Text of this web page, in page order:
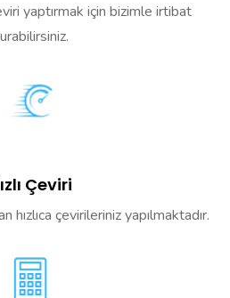
yaptırmak için bizimle irtibat
Çeviri
hızlıca çevirileriniz yapılmaktadır.